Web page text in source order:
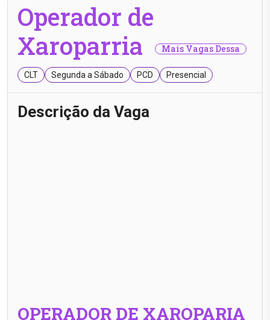
Operador de
Xaroparria
Mais Vagas Dessa
CLT Segunda a Sábado PCD Presencial
Descrição da Vaga
OPERADOR DE XAROPARIA